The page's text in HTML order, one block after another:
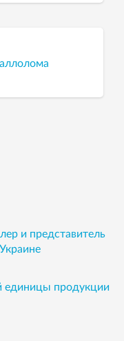
и представитель
единицы продукции